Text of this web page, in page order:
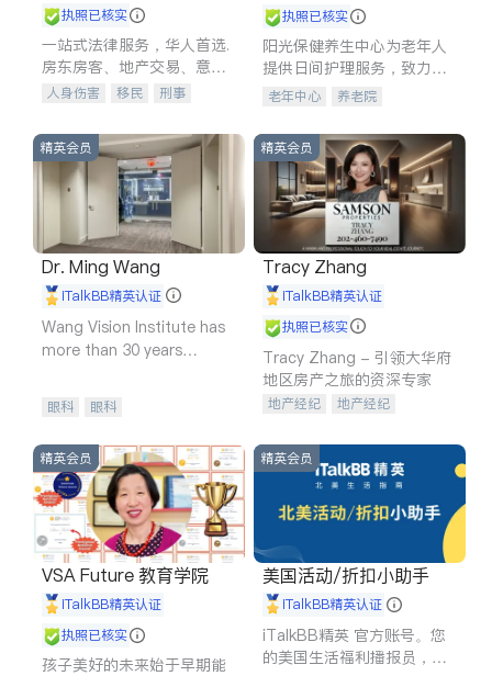
执照已核实
一站式法律服务，华人首选.
房东房客、地产交易、意外
伤害、车祸重伤、商业诉
建筑合同、刑事案件全包办
人身伤害 移民
刑事
信托/遗嘱
商业
商标注册
索赔
律师-其它
执照已核实
阳光保健养生中心为老年人
提供日间护理服务，致力于
通过持续的护理创新来有效
老年中心 养老院
精英会员
Dr. Ming Wang
iTalkBB精英认证
Wang Vision Institute has
more than 30 years
眼科 眼科
精英会员
Tracy Zhang
iTalkBB精英认证
执照已核实
Tracy Zhang - 引领大华府
地区房产之旅的资深专家
地产经纪
地产经纪
商铺租售
精英会员
VSA Future 教育学院
iTalkBB精英认证
执照已核实
孩子美好的未来始于早期能
精英会员
美国活动/折扣小助手
iTalkBB精英认证
iTalkBB精英 官方账号。您
的美国生活福利播报员，精